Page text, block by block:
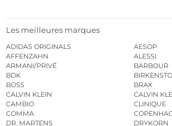
Les meilleures marques
ADIDAS ORIGINALS
AESOP
AFFENZAHN
ALESSI
ARMANI/PRIVÉ
BARBOUR
BDK
BOSS
BRAX
CALVIN KLEIN
CALVIN
CAMBIO
CLINIQUE
COMMA
DR. MARTENS
DRYKORN